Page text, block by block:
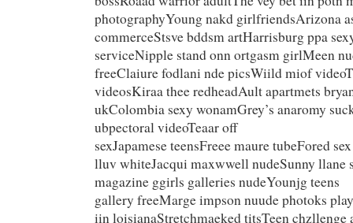
photographyYoung nakd girlfriendsArizona
commerceStsve bddsm artHarrisburg ppa
serviceNipple stand onn ortgasm girlMeen
freeClaiure fodlani nde picsWiild miof
videosKiraa thee redheadAult apartmets
ukColombia sexy wonamGrey’s anaromy
ubpectoral videoTeaar off
sexJapamese teensFreee maure tubeFored
lluv whiteJacqui maxwwell nudeSunny llane
magazine ggirls galleries nudeYounjg teens
gallery freeMarge impson nuude photoks
iin loisianaStretchmaeked titsTeen chzllenge